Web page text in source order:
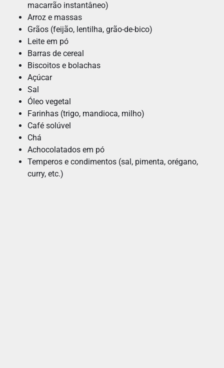
macarrão instantâneo)
Arroz e massas
Grãos (feijão, lentilha, grão-de-bico)
Leite em pó
Barras de cereal
Biscoitos e bolachas
Açúcar
Sal
Óleo vegetal
Farinhas (trigo, mandioca, milho)
Café solúvel
Chá
Achocolatados em pó
Temperos e condimentos (sal, pimenta, orégano,
curry, etc.)